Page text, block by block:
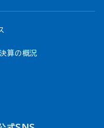
算の概況